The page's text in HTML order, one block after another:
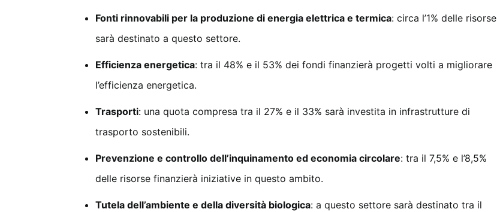
Fonti rinnovabili per la produzione di energia elettrica e termica: circa l’1% delle risorse
sarà destinato a questo settore.
Efficienza energetica: tra il 48% e il 53% dei fondi finanzierà progetti volti a migliorare
l’efficienza energetica.
Trasporti: una quota compresa tra il 27% e il 33% sarà investita in infrastrutture di
trasporto sostenibili.
Prevenzione e controllo dell’inquinamento ed economia circolare: tra il 7,5% e l’8,5%
delle risorse finanzierà iniziative in questo ambito.
Tutela dell’ambiente e della diversità biologica: a questo settore sarà destinato tra il